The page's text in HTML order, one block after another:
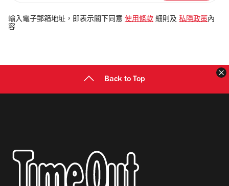
電
郵
輸入電子郵箱地址，即表示閣下同意 使用條款 細則及 私隱政策 內
容
Back to Top